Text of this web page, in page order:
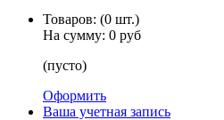
Товаров: (0 шт.)
На сумму: 0 руб
(пусто)
Оформить
Ваша учетная запись